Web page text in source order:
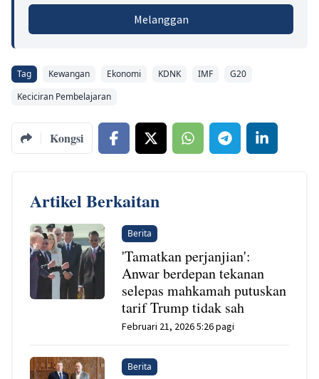
Melanggan
Tag Kewangan Ekonomi KDNK IMF
G20
Keciciran Pembelajaran
Kongsi
Artikel Berkaitan
Berita
'Tamatkan perjanjian':
Anwar berdepan tekanan
selepas mahkamah putuskan
tarif Trump tidak sah
Februari 21, 2026 5:26 pagi
Berita